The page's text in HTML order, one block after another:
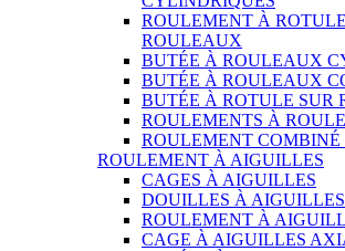
ROULEMENT À
ROULEAUX
BUTÉE À ROULEAUX
BUTÉE À ROULEAUX
BUTÉE À ROTULE SUR
ROULEMENTS À
ROULEMENT
ROULEMENT À AIGUILLES
CAGES À AIGUILLES
DOUILLES À AIGUILLES
ROULEMENT À
CAGE À AIGUILLES